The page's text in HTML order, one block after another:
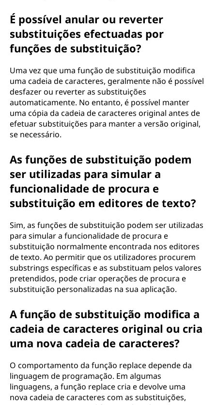
É possível anular ou reverter
substituições efectuadas por
funções de substituição?
Uma vez que uma função de substituição modifica
uma cadeia de caracteres, geralmente não é possível
desfazer ou reverter as substituições
automaticamente. No entanto, é possível manter
uma cópia da cadeia de caracteres original antes de
efetuar substituições para manter a versão original,
se necessário.
As funções de substituição podem
ser utilizadas para simular a
funcionalidade de procura e
substituição em editores de texto?
Sim, as funções de substituição podem ser utilizadas
para simular a funcionalidade de procura e
substituição normalmente encontrada nos editores
de texto. Ao permitir que os utilizadores procurem
substrings específicas e as substituam pelos valores
pretendidos, pode criar operações de procura e
substituição personalizadas na sua aplicação.
A função de substituição modifica a
cadeia de caracteres original ou cria
uma nova cadeia de caracteres?
O comportamento da função replace depende da
linguagem de programação. Em algumas
linguagens, a função replace cria e devolve uma
nova cadeia de caracteres com as substituições,